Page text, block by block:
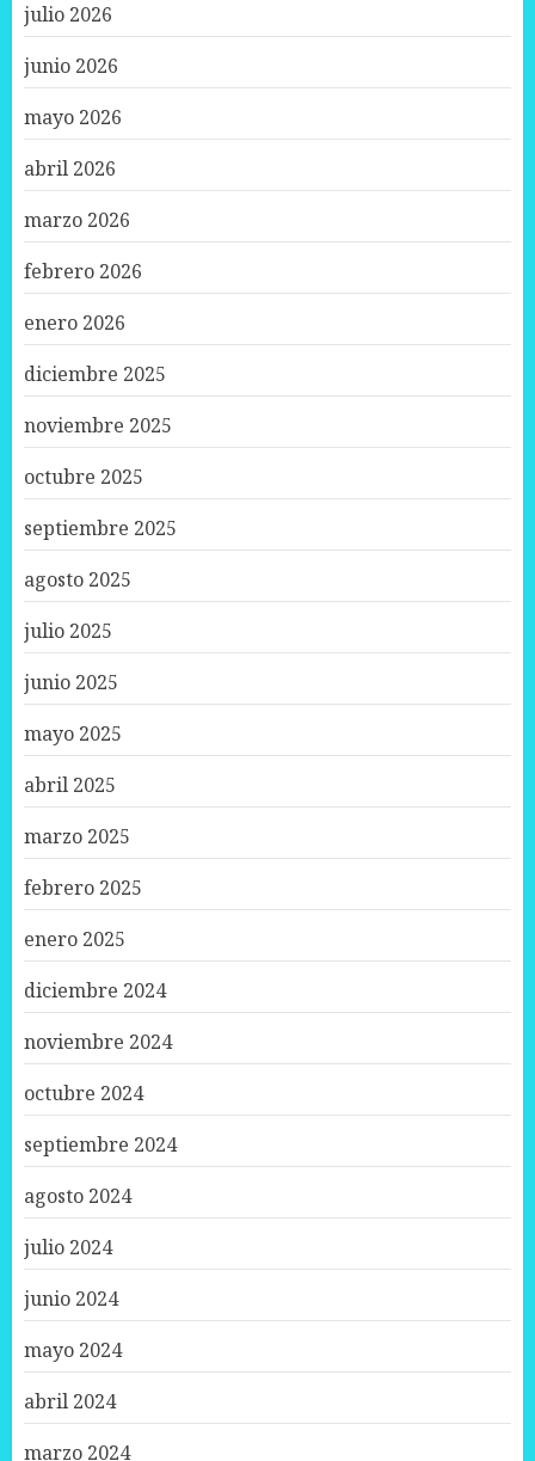
julio 2026
junio 2026
mayo 2026
abril 2026
marzo 2026
febrero 2026
enero 2026
diciembre 2025
noviembre 2025
octubre 2025
septiembre 2025
agosto 2025
julio 2025
junio 2025
mayo 2025
abril 2025
marzo 2025
febrero 2025
enero 2025
diciembre 2024
noviembre 2024
octubre 2024
septiembre 2024
agosto 2024
julio 2024
junio 2024
mayo 2024
abril 2024
marzo 2024